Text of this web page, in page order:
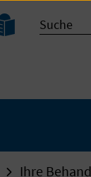
Suche
Ihre